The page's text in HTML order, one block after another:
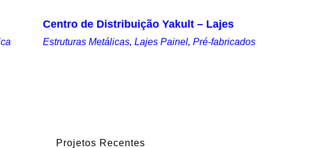
Centro de Distribuição Yakult – Lajes
Estruturas Metálicas, Lajes Painel, Pré-fabricados
Projetos Recentes